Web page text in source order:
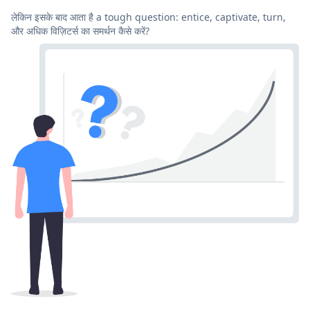
लेकिन इसके बाद आता है a tough question: entice, captivate, turn,
और अधिक विज़िटर्स का समर्थन कैसे करें?